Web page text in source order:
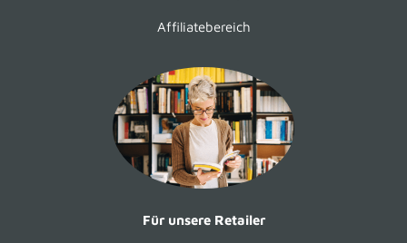
Affiliatebereich
Für unsere Retailer